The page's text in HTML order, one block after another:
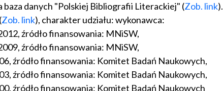
danych "Polskiej Bibliografii Literackiej" (Zob. link).
Zob. link), charakter udziału: wykonawca:
źródło finansowania: MNiSW,
źródło finansowania: MNiSW,
źródło finansowania: Komitet Badań Naukowych,
źródło finansowania: Komitet Badań Naukowych,
źródło finansowania: Komitet Badań Naukowych